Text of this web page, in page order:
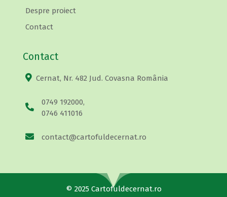
Despre proiect
Contact
Contact
Cernat, Nr. 482 Jud. Covasna România
0749 192000,
0746 411016
contact@cartofuldecernat.ro
© 2025 Cartofuldecernat.ro